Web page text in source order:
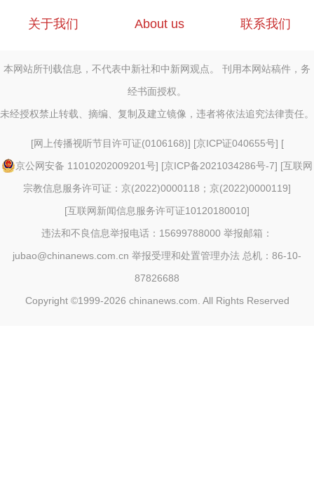
关于我们 About us 联系我们
本网站所刊载信息，不代表中新社和中新网观点。 刊用本网站稿件，务
经书面授权。
未经授权禁止转载、摘编、复制及建立镜像，违者将依法追究法律责任。
[网上传播视听节目许可证(0106168)] [京ICP证040655号] [
京公网安备 11010202009201号] [京ICP备2021034286号-7] [互联网
宗教信息服务许可证：京(2022)0000118；京(2022)0000119]
[互联网新闻信息服务许可证10120180010]
违法和不良信息举报电话：15699788000 举报邮箱：
jubao@chinanews.com.cn 举报受理和处置管理办法 总机：86-10-
87826688
Copyright ©1999-2026 chinanews.com. All Rights Reserved